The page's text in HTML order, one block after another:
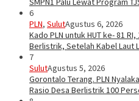
6
PLN, SulutAgustus 6, 2026
Kado PLN untuk HUT ke- 81
Berlistrik, Setelah Kabel Laut
7
SulutAgustus 5, 2026
Gorontalo Terang. PLN
Rasio Desa Berlistrik 100